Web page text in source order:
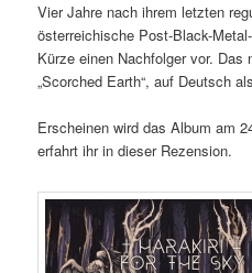
Vier Jahre nach ihrem letzten
österreichische Post-Black-
Kürze einen Nachfolger vor. Das
„Scorched Earth“, auf Deutsch
Erscheinen wird das Album am
erfahrt ihr in dieser Rezension.